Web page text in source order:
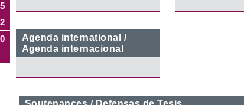
Agenda international /
Agenda internacional